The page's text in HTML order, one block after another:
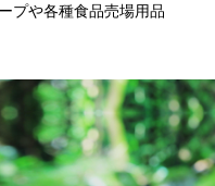
プや各種食品売場用品